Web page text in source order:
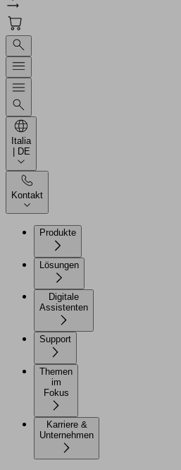
Italia
| DE
Kontakt
Produkte
Lösungen
Digitale
Assistenten
Support
Themen
im
Karriere &
Unternehmen